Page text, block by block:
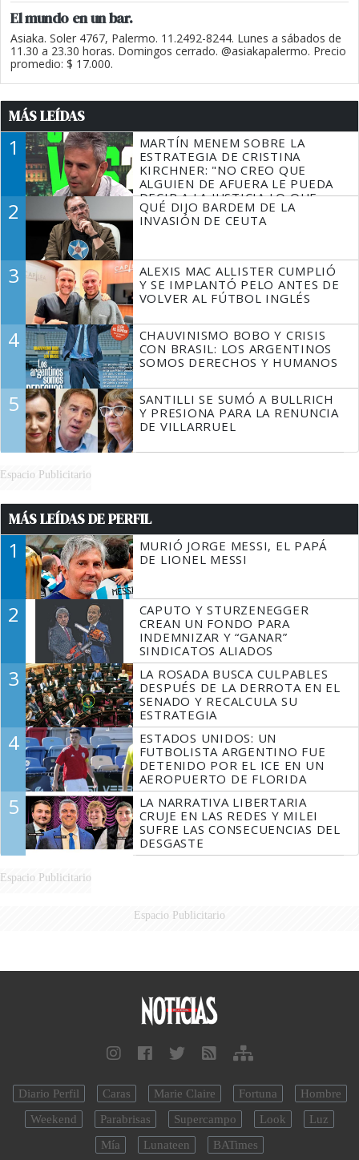
El mundo en un bar.
Asiaka. Soler 4767, Palermo. 11.2492-8244. Lunes a sábados de
11.30 a 23.30 horas. Domingos cerrado. @asiakapalermo. Precio
promedio: $ 17.000.
MÁS LEÍDAS
1
MARTÍN MENEM SOBRE LA
ESTRATEGIA DE CRISTINA
KIRCHNER: "NO CREO QUE
ALGUIEN DE AFUERA LE PUEDA
DECIR A LA JUSTICIA LO QUE
TIENE QUE HACER"
2
QUÉ DIJO BARDEM DE LA
INVASIÓN DE CEUTA
3
ALEXIS MAC ALLISTER CUMPLIÓ
Y SE IMPLANTÓ PELO ANTES DE
VOLVER AL FÚTBOL INGLÉS
4
CHAUVINISMO BOBO Y CRISIS
CON BRASIL: LOS ARGENTINOS
SOMOS DERECHOS Y HUMANOS
5
SANTILLI SE SUMÓ A BULLRICH
Y PRESIONA PARA LA RENUNCIA
DE VILLARRUEL
Espacio Publicitario
MÁS LEÍDAS DE PERFIL
1
MURIÓ JORGE MESSI, EL PAPÁ
DE LIONEL MESSI
2
CAPUTO Y STURZENEGGER
CREAN UN FONDO PARA
INDEMNIZAR Y “GANAR”
SINDICATOS ALIADOS
3
LA ROSADA BUSCA CULPABLES
DESPUÉS DE LA DERROTA EN EL
SENADO Y RECALCULA SU
ESTRATEGIA
4
ESTADOS UNIDOS: UN
FUTBOLISTA ARGENTINO FUE
DETENIDO POR EL ICE EN UN
AEROPUERTO DE FLORIDA
5
LA NARRATIVA LIBERTARIA
CRUJE EN LAS REDES Y MILEI
SUFRE LAS CONSECUENCIAS DEL
DESGASTE
Espacio Publicitario
Espacio Publicitario
Diario Perfil Caras Marie Claire Fortuna
Hombre
Weekend
Parabrisas Supercampo Look
Luz
Mía
Lunateen BATimes